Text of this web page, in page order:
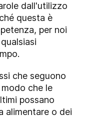
dall'utilizzo
questa è
per noi
che seguono
che le
possano
alimentare o dei